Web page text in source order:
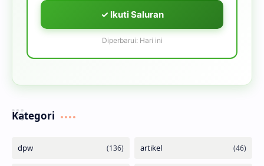
✓ Ikuti Saluran
Diperbarui: Hari ini
Kategori